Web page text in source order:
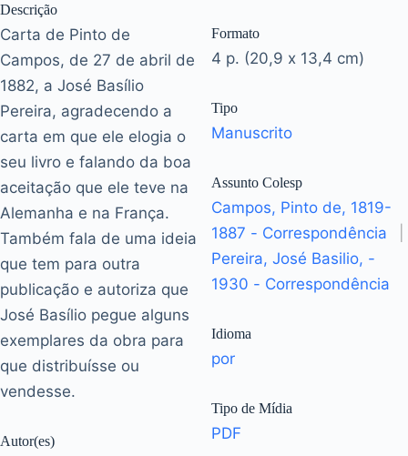
Descrição
Carta de Pinto de
Campos, de 27 de abril de
1882, a José Basílio
Pereira, agradecendo a
carta em que ele elogia o
seu livro e falando da boa
aceitação que ele teve na
Alemanha e na França.
Também fala de uma ideia
que tem para outra
publicação e autoriza que
José Basílio pegue alguns
exemplares da obra para
que distribuísse ou
vendesse.
Autor(es)
Formato
4 p. (20,9 x 13,4 cm)
Tipo
Manuscrito
Assunto Colesp
Campos, Pinto de, 1819-
1887 - Correspondência
Pereira, José Basilio, -
1930 - Correspondência
Idioma
por
Tipo de Mídia
PDF